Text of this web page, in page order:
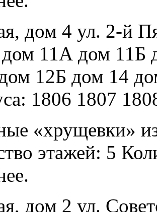
дом 4 ул. 2-й
дом 11А дом 11Б
12Б дом 14
1806 1807
«хрущевки»
этажей: 5
дом 2 ул.